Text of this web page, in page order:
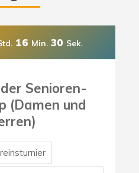
16 Min. 27 Sek.
Senioren-
(Damen und